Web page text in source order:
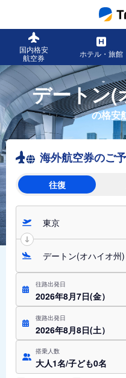
国内格安
航空券
ホテル・旅館
デートン(
の格安
海外航空券のご
往復
東京
デートン(オハイオ州)
往路出発日
2026年8月7日(金）
復路出発日
2026年8月8日(土）
搭乗人数
大人1名/子ども0名